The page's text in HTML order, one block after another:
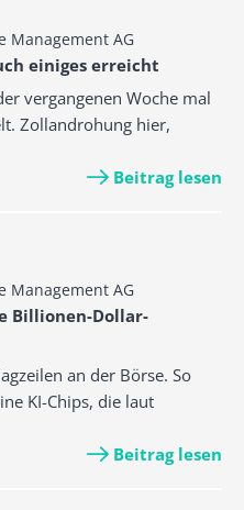
Management AG
einiges erreicht
vergangenen Woche mal
Zollandrohung hier,
Beitrag lesen
Management AG
Billionen-Dollar-
an der Börse. So
KI-Chips, die laut
Beitrag lesen